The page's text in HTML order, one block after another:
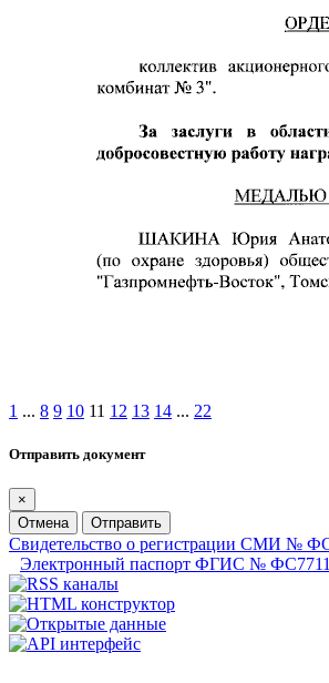
1 ... 8 9 10 11 12 13 14 ... 22
Отправить документ
×
Отмена
Отправить
Свидетельство о регистрации СМИ №
Электронный паспорт ФГИС №